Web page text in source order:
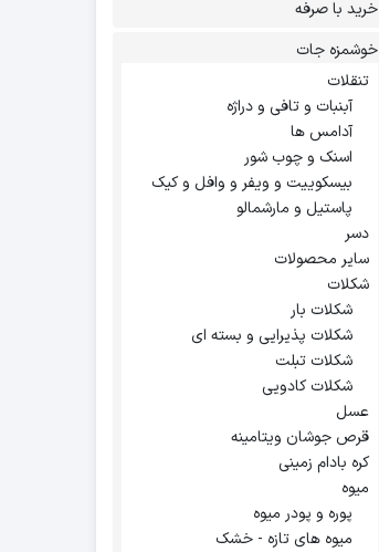
خرید با صرفه
خوشمزه جات
تنقلات
آبنبات و تافی و دراژه
آدامس ها
اسنک و چوب شور
بیسکوییت و ویفر و وافل و کیک
پاستیل و مارشمالو
دسر
سایر محصولات
شکلات
شکلات بار
شکلات پذیرایی و بسته ای
شکلات تبلت
شکلات کادویی
عسل
قرص جوشان ویتامینه
کره بادام زمینی
میوه
پوره و پودر میوه
میوه های تازه - خشک